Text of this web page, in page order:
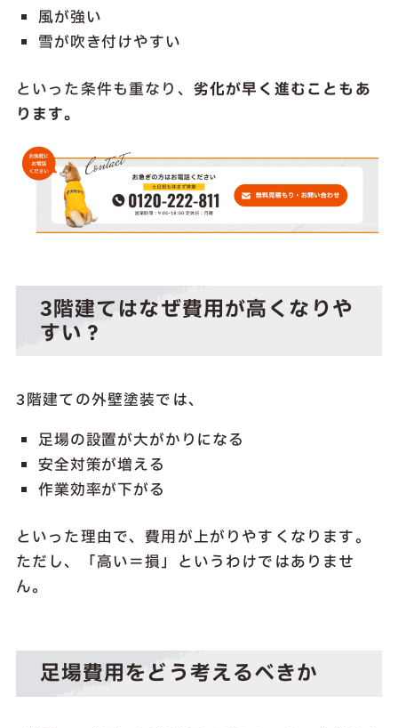
風が強い
雪が吹き付けやすい
といった条件も重なり、 劣化が早く進むこともあ
ります。
3階建てはなぜ費用が高くなりや
すい？
3階建ての外壁塗装では、
足場の設置が大がかりになる
安全対策が増える
作業効率が下がる
といった理由で、費用が上がりやすくなります。
ただし、「高い＝損」というわけではありませ
ん。
足場費用をどう考えるべきか